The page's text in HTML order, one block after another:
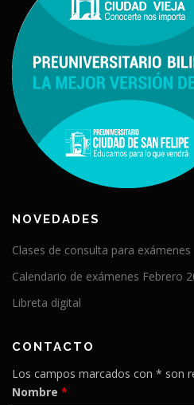
NOVEDADES
Clases de consulta para exámenes
Calendario de exámenes Febrero
Libreta digital
CONTACTO
Los campos marcados con * son
Nombre *